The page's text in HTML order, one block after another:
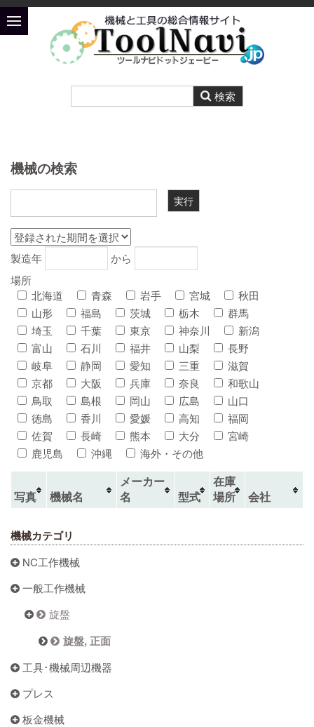
機械の検索
製造年
から
場所
北海道
青森 岩手 宮城
秋田
山形
福島 茨城 栃木
群馬
埼玉
千葉 東京 神奈川
新潟
富山
石川 福井 山梨
長野
岐阜
静岡 愛知 三重
滋賀
京都
大阪 兵庫 奈良
和歌山
鳥取
島根 岡山 広島
山口
徳島
香川 愛媛 高知
福岡
佐賀
長崎 熊本 大分
宮崎
鹿児島
沖縄 海外・その他
写真 機械名
メーカー
名
型式
在庫
場所
会社
機械カテゴリ
NC工作機械
一般工作機械
旋盤
旋盤, 正面
工具･機械周辺機器
プレス
板金機械